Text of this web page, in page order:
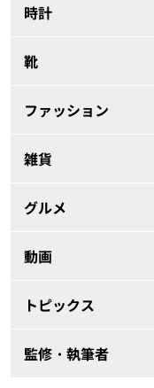
時計
靴
ファッション
雑貨
グルメ
動画
トピックス
監修・執筆者